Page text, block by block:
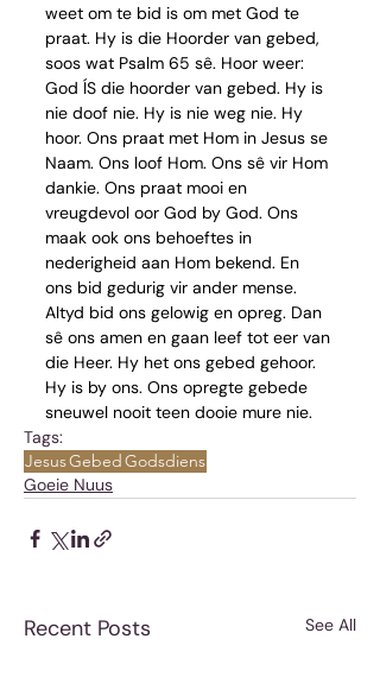
weet om te bid is om met God te
praat. Hy is die Hoorder van gebed,
soos wat Psalm 65 sê. Hoor weer:
God ÍS die hoorder van gebed. Hy is
nie doof nie. Hy is nie weg nie. Hy
hoor. Ons praat met Hom in Jesus se
Naam. Ons loof Hom. Ons sê vir Hom
dankie. Ons praat mooi en
vreugdevol oor God by God. Ons
maak ook ons behoeftes in
nederigheid aan Hom bekend. En
ons bid gedurig vir ander mense.
Altyd bid ons gelowig en opreg. Dan
sê ons amen en gaan leef tot eer van
die Heer. Hy het ons gebed gehoor.
Hy is by ons. Ons opregte gebede
sneuwel nooit teen dooie mure nie.
Tags:
JesusGebedGodsdiens
Goeie Nuus
Recent Posts See All